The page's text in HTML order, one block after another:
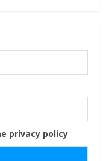
privacy policy